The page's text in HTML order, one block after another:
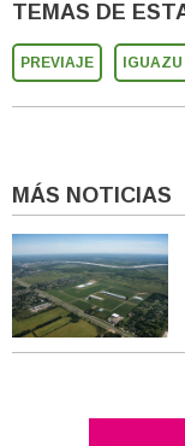
TEMAS DE
PREVIAJE IGUAZU
MÁS NOTICIAS